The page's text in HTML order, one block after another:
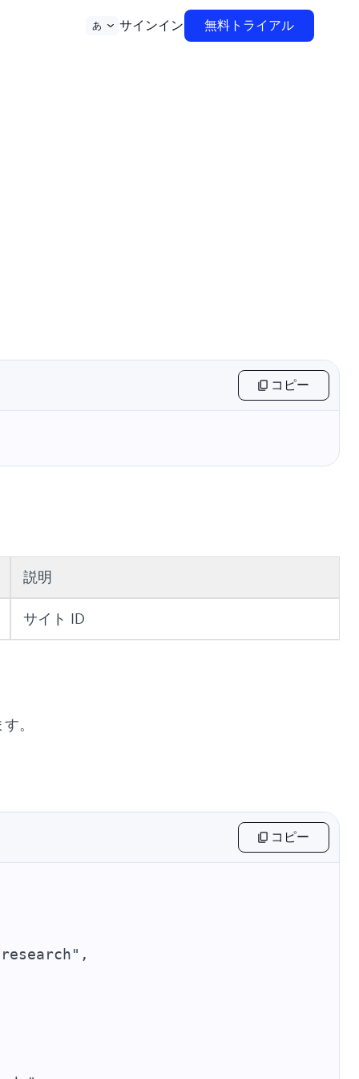
あ サインイン 無料トライアル
コピー
説明
サイト ID
。
コピー